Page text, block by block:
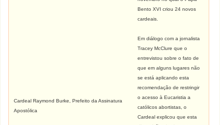
Cardeal Raymond Burke, Prefeito da Assinatura
Apostólica
Bento XVI criou 24 novos
cardeais.
Em diálogo com a jornalista
Tracey McClure que o
entrevistou sobre o fato de
que em alguns lugares não
se está aplicando esta
recomendação de restringir
o acesso à Eucaristia a
católicos abortistas, o
Cardeal explicou que esta